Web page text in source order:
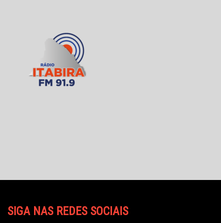
SIGA NAS REDES SOCIAIS